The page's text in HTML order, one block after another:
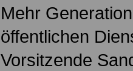
Mehr
öffentlichen
Vorsitzende